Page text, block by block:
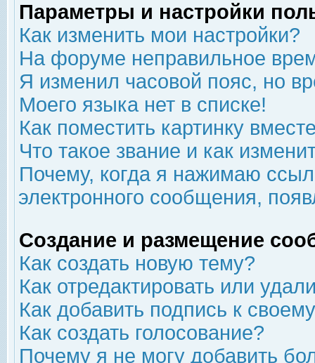
Параметры и настройки
Как изменить мои настройки?
На форуме неправильное
Я изменил часовой пояс, но
Моего языка нет в списке!
Как поместить картинку
Что такое звание и как
Почему, когда я нажимаю
электронного сообщения,
Создание и размещение
Как создать новую тему?
Как отредактировать или
Как добавить подпись к
Как создать голосование?
Почему я не могу добавить